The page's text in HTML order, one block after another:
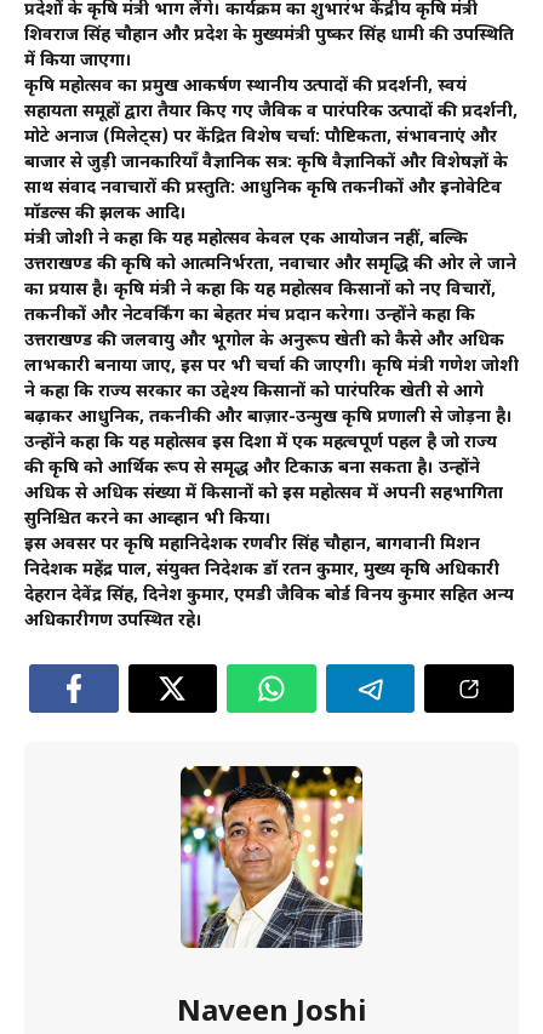
प्रदेशों के कृषि मंत्री भाग लेंगे। कार्यक्रम का शुभारंभ केंद्रीय कृषि मंत्री
शिवराज सिंह चौहान और प्रदेश के मुख्यमंत्री पुष्कर सिंह धामी की उपस्थिति
में किया जाएगा।
कृषि महोत्सव का प्रमुख आकर्षण स्थानीय उत्पादों की प्रदर्शनी, स्वयं
सहायता समूहों द्वारा तैयार किए गए जैविक व पारंपरिक उत्पादों की प्रदर्शनी,
मोटे अनाज (मिलेट्स) पर केंद्रित विशेष चर्चा: पौष्टिकता, संभावनाएं और
बाजार से जुड़ी जानकारियाँ वैज्ञानिक सत्र: कृषि वैज्ञानिकों और विशेषज्ञों के
साथ संवाद नवाचारों की प्रस्तुति: आधुनिक कृषि तकनीकों और इनोवेटिव
मॉडल्स की झलक आदि।
मंत्री जोशी ने कहा कि यह महोत्सव केवल एक आयोजन नहीं, बल्कि
उत्तराखण्ड की कृषि को आत्मनिर्भरता, नवाचार और समृद्धि की ओर ले जाने
का प्रयास है। कृषि मंत्री ने कहा कि यह महोत्सव किसानों को नए विचारों,
तकनीकों और नेटवर्किंग का बेहतर मंच प्रदान करेगा। उन्होंने कहा कि
उत्तराखण्ड की जलवायु और भूगोल के अनुरूप खेती को कैसे और अधिक
लाभकारी बनाया जाए, इस पर भी चर्चा की जाएगी। कृषि मंत्री गणेश जोशी
ने कहा कि राज्य सरकार का उद्देश्य किसानों को पारंपरिक खेती से आगे
बढ़ाकर आधुनिक, तकनीकी और बाज़ार-उन्मुख कृषि प्रणाली से जोड़ना है।
उन्होंने कहा कि यह महोत्सव इस दिशा में एक महत्वपूर्ण पहल है जो राज्य
की कृषि को आर्थिक रूप से समृद्ध और टिकाऊ बना सकता है। उन्होंने
अधिक से अधिक संख्या में किसानों को इस महोत्सव में अपनी सहभागिता
सुनिश्चित करने का आव्हान भी किया।
इस अवसर पर कृषि महानिदेशक रणवीर सिंह चौहान, बागवानी मिशन
निदेशक महेंद्र पाल, संयुक्त निदेशक डॉ रतन कुमार, मुख्य कृषि अधिकारी
देहरादून देवेंद्र सिंह, दिनेश कुमार, एमडी जैविक बोर्ड विनय कुमार सहित अन्य
अधिकारीगण उपस्थित रहे।
Naveen Joshi